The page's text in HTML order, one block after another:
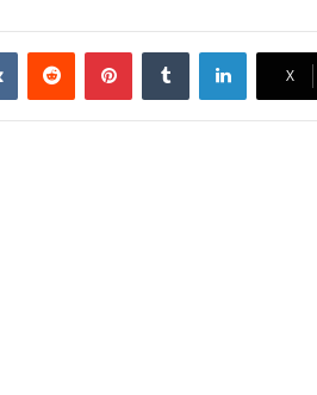
‫X
لينكدإن بينتيريست